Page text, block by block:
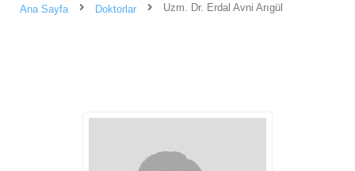
Ana Sayfa Doktorlar Uzm. Dr. Erdal Avni Arıgül